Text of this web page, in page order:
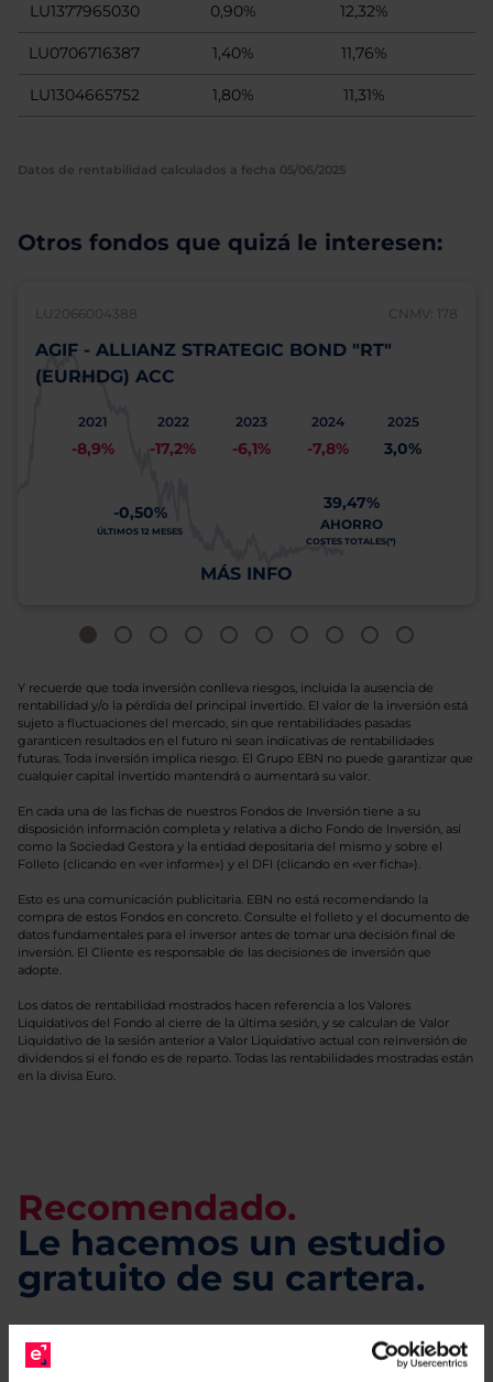
LU1377965030 0,90% 12,32%
LU0706716387 1,40% 11,76%
LU1304665752 1,80% 11,31%
Datos de rentabilidad calculados a fecha 05/06/2025
Otros fondos que quizá le interesen:
LU2066004388 CNMV: 178
AGIF - ALLIANZ STRATEGIC BOND "RT"
(EURHDG) ACC
2021
-8,9%
2022
-17,2%
2023
-6,1%
2024
-7,8%
2025
3,0%
-0,50%
ÚLTIMOS 12 MESES
39,47%
AHORRO
COSTES TOTALES(*)
MÁS INFO
Y recuerde que toda inversión conlleva riesgos, incluida la ausencia de
rentabilidad y/o la pérdida del principal invertido. El valor de la inversión está
sujeto a fluctuaciones del mercado, sin que rentabilidades pasadas
garanticen resultados en el futuro ni sean indicativas de rentabilidades
futuras. Toda inversión implica riesgo. El Grupo EBN no puede garantizar que
cualquier capital invertido mantendrá o aumentará su valor.
En cada una de las fichas de nuestros Fondos de Inversión tiene a su
disposición información completa y relativa a dicho Fondo de Inversión, así
como la Sociedad Gestora y la entidad depositaria del mismo y sobre el
Folleto (clicando en «ver informe») y el DFI (clicando en «ver ficha»).
Esto es una comunicación publicitaria. EBN no está recomendando la
compra de estos Fondos en concreto. Consulte el folleto y el documento de
datos fundamentales para el inversor antes de tomar una decisión final de
inversión. El Cliente es responsable de las decisiones de inversión que
adopte.
Los datos de rentabilidad mostrados hacen referencia a los Valores
Liquidativos del Fondo al cierre de la última sesión, y se calculan de Valor
Liquidativo de la sesión anterior a Valor Liquidativo actual con reinversión de
dividendos si el fondo es de reparto. Todas las rentabilidades mostradas están
en la divisa Euro.
Recomendado.
Le hacemos un estudio
gratuito de su cartera.
e indíquenos los ISINs de
sus Fondos y nuestros expertos le enviarán un